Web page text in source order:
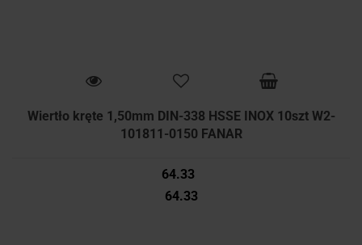
Wiertło kręte 1,50mm DIN-338 HSSE INOX 10szt W2-
101811-0150 FANAR
64.33
64.33